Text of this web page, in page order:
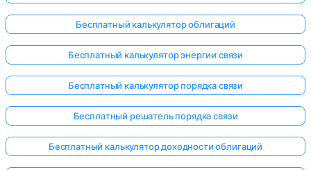
Бесплатный калькулятор облигаций
Бесплатный калькулятор энергии связи
Бесплатный калькулятор порядка связи
Бесплатный решатель порядка связи
Бесплатный калькулятор доходности облигаций